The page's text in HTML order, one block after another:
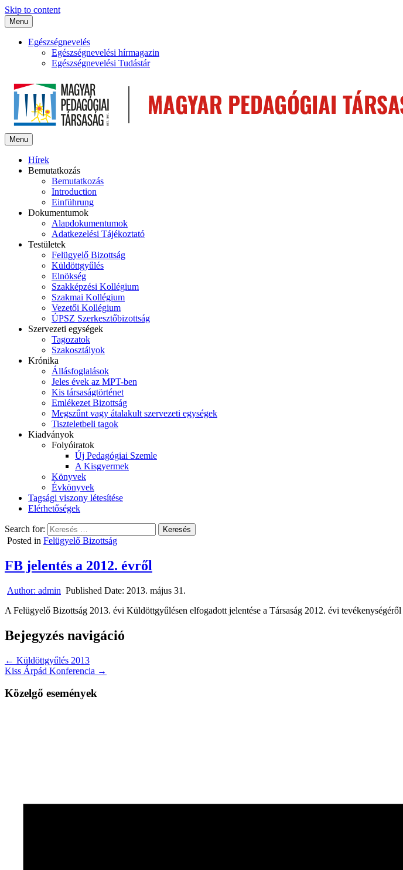
Skip to content
Menu
Egészségnevelés
Egészségnevelési hírmagazin
Egészségnevelési Tudástár
Menu
Hírek
Bemutatkozás
Bemutatkozás
Introduction
Einführung
Dokumentumok
Alapdokumentumok
Adatkezelési Tájékoztató
Testületek
Felügyelő Bizottság
Küldöttgyűlés
Elnökség
Szakképzési Kollégium
Szakmai Kollégium
Vezetői Kollégium
ÚPSZ Szerkesztőbizottság
Szervezeti egységek
Tagozatok
Szakosztályok
Krónika
Állásfoglalások
Jeles évek az MPT-ben
Kis társaságtörténet
Emlékezet Bizottság
Megszűnt vagy átalakult szervezeti egységek
Tiszteletbeli tagok
Kiadványok
Folyóiratok
Új Pedagógiai Szemle
A Kisgyermek
Könyvek
Évkönyvek
Tagsági viszony létesítése
Elérhetőségek
Search for:
Posted in Felügyelő Bizottság
FB jelentés a 2012. évről
Author: admin Published Date: 2013. május 31.
A Felügyelő Bizottság 2013. évi Küldöttgyűlésen elfogadott jelentése a Társaság 2012. évi tevékenységéről
Bejegyzés navigáció
← Küldöttgyűlés 2013
Kiss Árpád Konferencia →
Közelgő események